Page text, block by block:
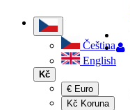
Čeština
English
Kč
€ Euro
Kč Koruna